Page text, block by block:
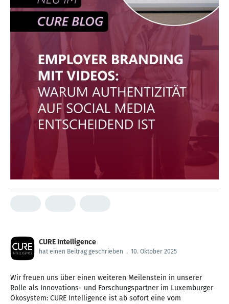
CURE Intelligence
hat einen Beitrag geschrieben . 10. Oktober 2025
Wir freuen uns über einen weiteren Meilenstein in unserer
Rolle als Innovations- und Forschungspartner im Luxemburger
Ökosystem: CURE Intelligence ist ab sofort eine vom